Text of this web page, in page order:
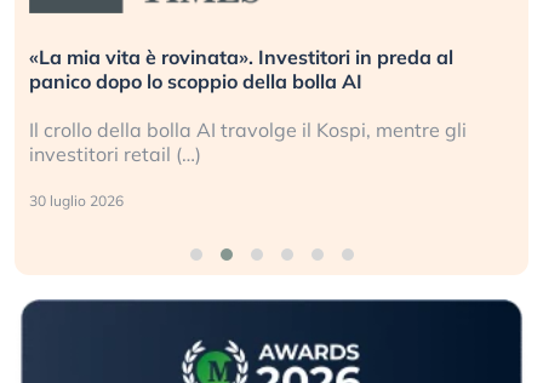
«La mia vita è rovinata». Investitori in preda al
panico dopo lo scoppio della bolla AI
Il crollo della bolla AI travolge il Kospi, mentre gli
investitori retail (…)
30 luglio 2026